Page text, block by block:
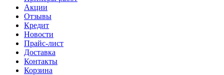
Акции
Отзывы
Кредит
Новости
Прайс-лист
Доставка
Контакты
Корзина